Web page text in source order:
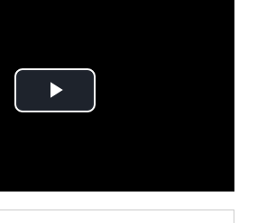
Play